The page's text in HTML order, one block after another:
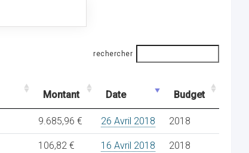
rechercher
Montant Date Budget
9.685,96 € 26 Avril 2018 2018
106,82 € 16 Avril 2018 2018